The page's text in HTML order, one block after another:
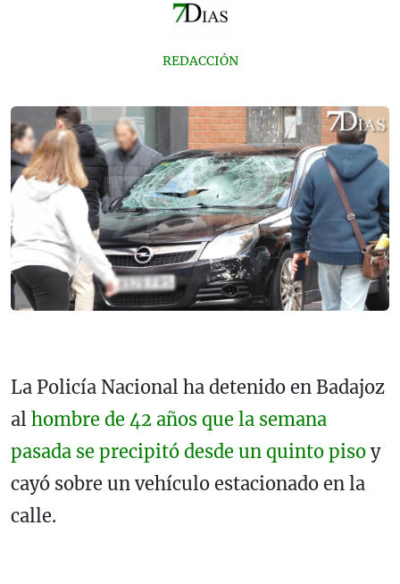
REDACCIÓN
La Policía Nacional ha detenido en Badajoz
al hombre de 42 años que la semana
pasada se precipitó desde un quinto piso y
cayó sobre un vehículo estacionado en la
calle.